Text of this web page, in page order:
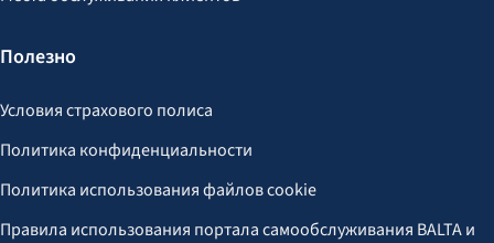
Полезно
Условия страхового полиса
Политика конфиденциальности
Политика использования файлов cookie
Правила использования портала самообслуживания BALTA и